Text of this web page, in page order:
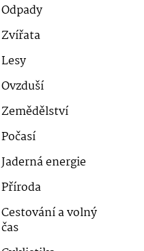
Odpady
Zvířata
Lesy
Ovzduší
Zemědělství
Počasí
Jaderná energie
Příroda
Cestování a volný
čas